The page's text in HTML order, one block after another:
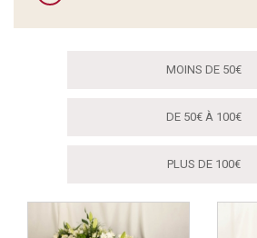
MOINS DE 50€
DE 50€ À 100€
PLUS DE 100€